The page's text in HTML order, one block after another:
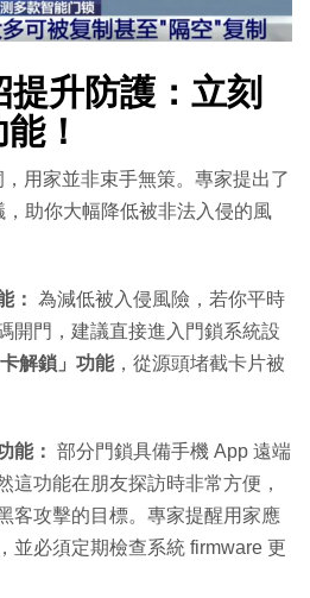
升防護：立刻
！
用家並非束手無策。專家提出了
，助你大幅降低被非法入侵的風
： 為減低被入侵風險，若你平時
開門，建議直接進入門鎖系統設
解鎖」功能，從源頭堵截卡片被
能： 部分門鎖具備手機 App 遠端
這功能在朋友探訪時非常方便，
客攻擊的目標。專家提醒用家應
並必須定期檢查系統 firmware 更